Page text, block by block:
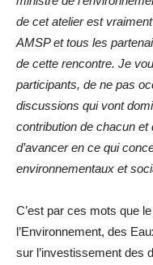
de cet atelier est
AMSP et tous les
de cette rencontre. Je
participants, de ne pas
discussions qui vont
contribution de chacun
d’avancer en ce qui
environnementaux et
C’est par ces mots que
l’Environnement, des
sur l’investissement des